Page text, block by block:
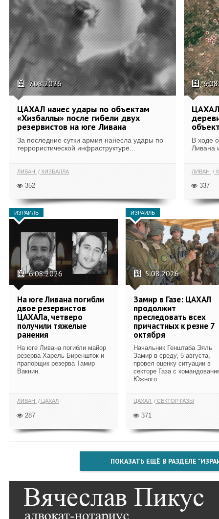
7.08.2026
ЦАХАЛ нанес удары по объектам
«Хизбаллы» после гибели двух
резервистов на юге Ливана
За последние сутки армия нанесла удары по
террористической инфраструктуре...
ЛИВАН ХИЗБАЛЛА
352
В ходе
Ливана
ЛИВАН
337
ИЗРАИЛЬ
6.08.2026
На юге Ливана погибли
двое резервистов
ЦАХАЛа, четверо
получили тяжелые
ранения
На юге Ливана погибли майор
резерва Харель Биреншток и
прапорщик резерва Тамир
Вакнин.
ЛИВАН ЦАХАЛ
287
ИЗРАИЛЬ
5.08.2026
Замир в Газе: ЦАХАЛ
продолжит
преследовать всех
причастных к резне 7
октября
Начальник Генштаба Эяль
Замир в среду, 5 августа,
провел оценку ситуации в
секторе Газа с
Южного...
ЦАХАЛ СЕКТОР ГАЗЫ
371
ПОКАЗАТЬ ЕЩЁ В РАЗДЕЛЕ